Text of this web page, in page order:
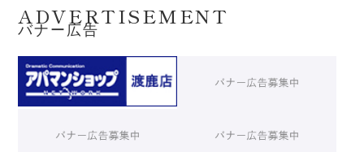
ADVERTISEMENT
バナー広告